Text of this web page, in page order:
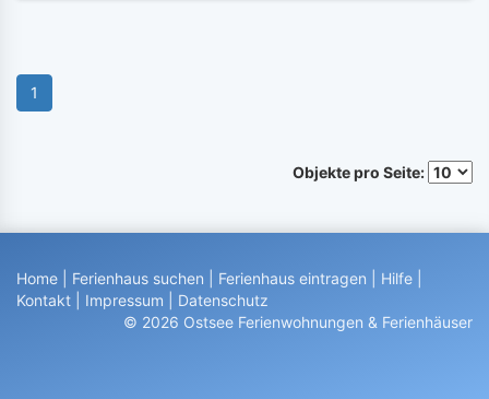
1
Objekte pro Seite:
Home Ferienhaus suchen Ferienhaus eintragen Hilfe
Kontakt
Impressum
Datenschutz
© 2026 Ostsee Ferienwohnungen & Ferienhäuser